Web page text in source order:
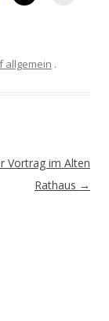
allgemein .
Vortrag im Alten
Rathaus →